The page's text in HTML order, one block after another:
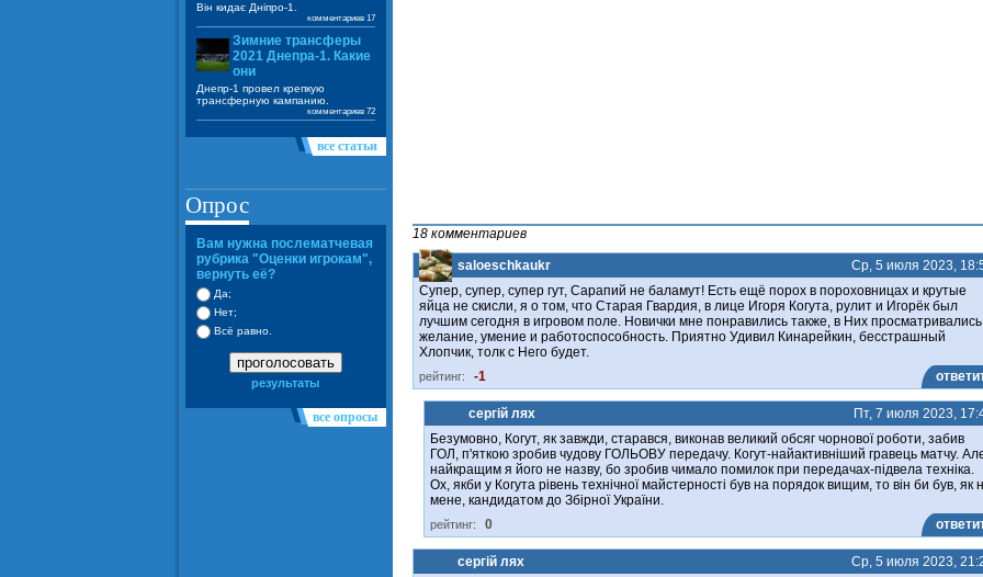
18 комментариев
saloeschkaukr
Ср, 5 июля 2023,
Супер, супер, супер гут, Сарапий не баламут! Есть ещё порох в пороховницах и крутые
яйца не скисли, я о том, что Старая Гвардия, в лице Игоря Когута, рулит и Игорёк был
лучшим сегодня в игровом поле. Новички мне понравились также, в Них просматривались
желание, умение и работоспособность. Приятно Удивил Кинарейкин, бесстрашный
Хлопчик, толк с Него будет.
рейтинг: -1
сергій лях
Пт, 7 июля 2023,
Безумовно, Когут, як завжди, старався, виконав великий обсяг чорнової роботи, забив
ГОЛ, п'яткою зробив чудову ГОЛЬОВУ передачу. Когут-найактивніший гравець матчу.
найкращим я його не назву, бо зробив чимало помилок при передачах-підвела техніка.
Ох, якби у Когута рівень технічної майстерності був на порядок вищим, то він би був, як
мене, кандидатом до Збірної України.
рейтинг: 0
сергій лях
Ср, 5 июля 2023,
Він кидає Дніпро-1.
комментариев 17
Зимние трансферы
2021 Днепра-1. Какие
они
Днепр-1 провел крепкую
трансферную кампанию.
комментариев 72
все статьи
Опрос
Вам нужна послематчевая
рубрика "Оценки игрокам",
вернуть её?
Да;
Нет;
Всё равно.
проголосовать
результаты
все опросы